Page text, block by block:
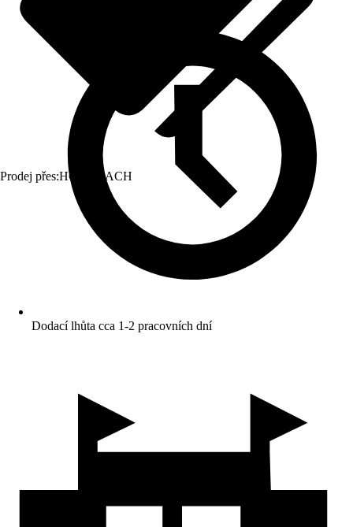
Prodej přes:HORNBACH
Dodací lhůta cca 1-2 pracovních dní